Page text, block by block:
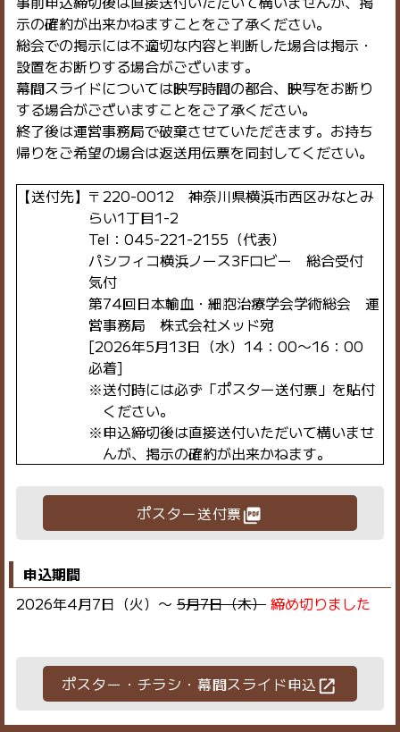
示の確約が出来かねますことをご了承ください。
総会での掲示には不適切な内容と判断した場合は掲示・
設置をお断りする場合がございます。
幕間スライドについては映写時間の都合、映写をお断り
する場合がございますことをご了承ください。
終了後は運営事務局で破棄させていただきます。お持ち
帰りをご希望の場合は返送用伝票を同封してください。
【送付先】〒220-0012 神奈川県横浜市西区みなとみ
らい1丁目1-2
Tel：045-221-2155（代表）
パシフィコ横浜ノース3Fロビー 総合受付
気付
第74回日本輸血・細胞治療学会学術総会 運
営事務局 株式会社メッド宛
[2026年5月13日（水）14：00〜16：00
必着]
※送付時には必ず「ポスター送付票」を貼付
ください。
※申込締切後は直接送付いただいて構いませ
んが、掲示の確約が出来かねます。
ポスター送付票picture_as_pdf
申込期間
2026年4月7日（火）〜 5月7日（木） 締め切りました
ポスター・チラシ・幕間スライド申込open_in_new